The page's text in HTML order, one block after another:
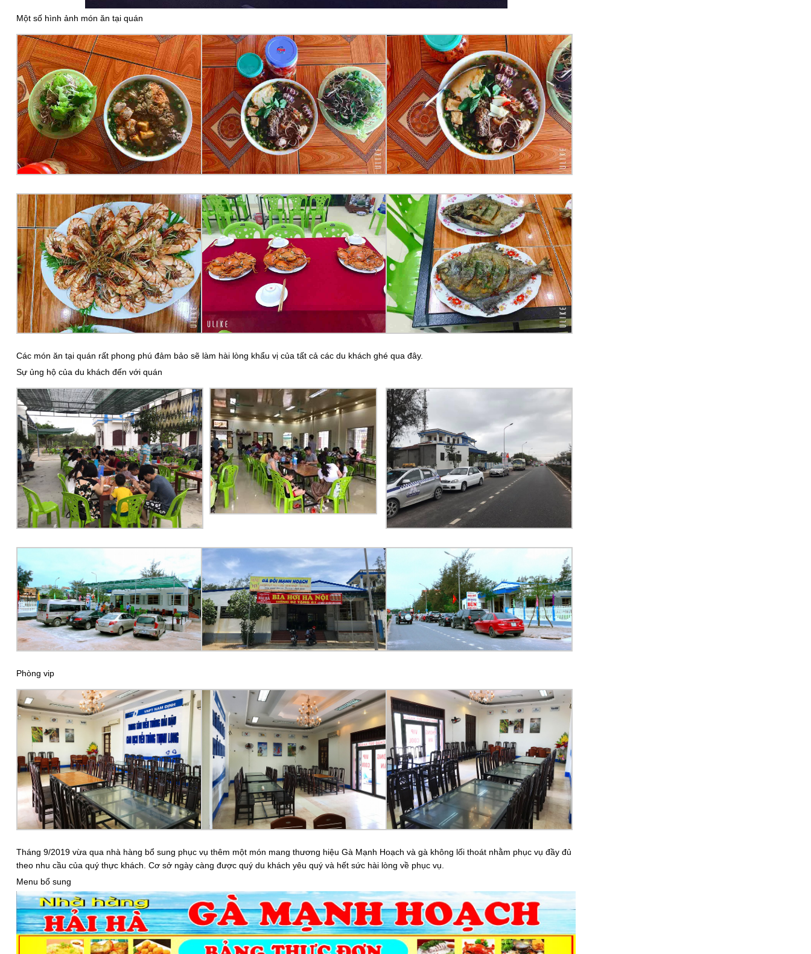
Một số hình ảnh món ăn tại quán
Các món ăn tại quán rất phong phú đảm bảo sẽ làm hài lòng khẩu vị của tất cả các du khách ghé qua đây.
Sự ủng hộ của du khách đến với quán
Phòng vip
Tháng 9/2019 vừa qua nhà hàng bổ sung phục vụ thêm một món mang thương hiệu Gà Mạnh Hoạch và gà không lối thoát nhằm phục vụ đầy đủ
theo nhu cầu của quý thực khách. Cơ sở ngày càng được quý du khách yêu quý và hết sức hài lòng về phục vụ.
Menu bổ sung